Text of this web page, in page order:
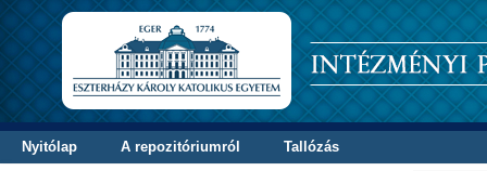
Nyitólap A repozitóriumról Tallózás